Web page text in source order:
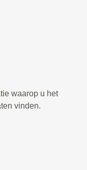
waarop u het
vinden.